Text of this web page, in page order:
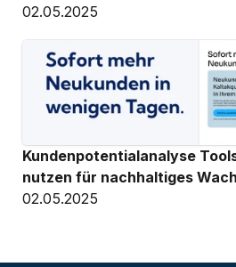
02.05.2025
Kundenpotentialanalyse
nutzen für nachhaltiges
02.05.2025